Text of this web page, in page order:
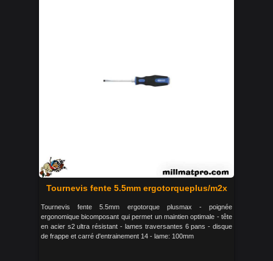
Tournevis fente 5.5mm ergotorqueplus/m2x
Tournevis fente 5.5mm ergotorque plusmax - poignée
ergonomique bicomposant qui permet un maintien optimale - tête
en acier s2 ultra résistant - lames traversantes 6 pans - disque
de frappe et carré d'entrainement 14 - lame: 100mm